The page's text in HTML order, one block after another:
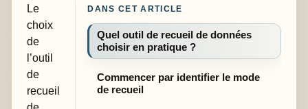
Le
choix
de
l’outil
de
recueil
DANS CET ARTICLE
Quel outil de recueil de données
choisir en pratique ?
Commencer par identifier le mode
de recueil